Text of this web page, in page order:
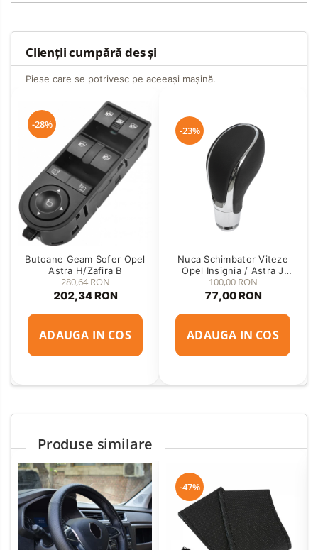
Clienții cumpără des și
Piese care se potrivesc pe aceeași mașină.
-28%
Butoane Geam Sofer Opel
Astra H/Zafira B
280,64 RON
202,34 RON
ADAUGA IN COS
-23%
Nuca Schimbator Viteze
Opel Insignia / Astra J
Automat
100,00 RON
77,00 RON
ADAUGA IN COS
Produse similare
-47%